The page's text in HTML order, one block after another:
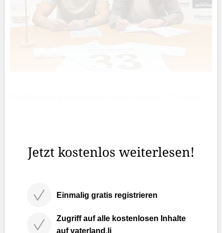
Jetzt kostenlos weiterlesen!
Einmalig gratis registrieren
Zugriff auf alle kostenlosen Inhalte
auf vaterland.li